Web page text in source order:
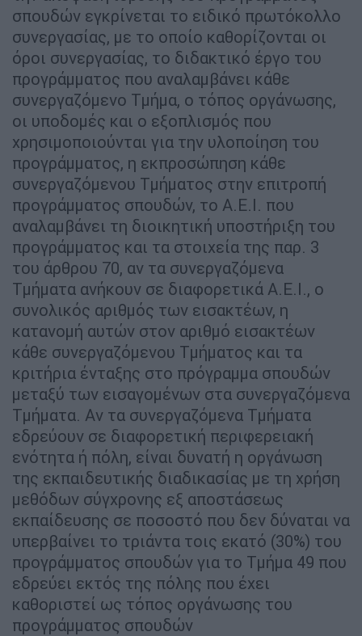
σπουδών εγκρίνεται το ειδικό πρωτόκολλο
συνεργασίας, με το οποίο καθορίζονται οι
όροι συνεργασίας, το διδακτικό έργο του
προγράμματος που αναλαμβάνει κάθε
συνεργαζόμενο Τμήμα, ο τόπος οργάνωσης,
οι υποδομές και ο εξοπλισμός που
χρησιμοποιούνται για την υλοποίηση του
προγράμματος, η εκπροσώπηση κάθε
συνεργαζόμενου Τμήματος στην επιτροπή
προγράμματος σπουδών, το Α.Ε.Ι. που
αναλαμβάνει τη διοικητική υποστήριξη του
προγράμματος και τα στοιχεία της παρ. 3
του άρθρου 70, αν τα συνεργαζόμενα
Τμήματα ανήκουν σε διαφορετικά Α.Ε.Ι., ο
συνολικός αριθμός των εισακτέων, η
κατανομή αυτών στον αριθμό εισακτέων
κάθε συνεργαζόμενου Τμήματος και τα
κριτήρια ένταξης στο πρόγραμμα σπουδών
μεταξύ των εισαγομένων στα συνεργαζόμενα
Τμήματα. Αν τα συνεργαζόμενα Τμήματα
εδρεύουν σε διαφορετική περιφερειακή
ενότητα ή πόλη, είναι δυνατή η οργάνωση
της εκπαιδευτικής διαδικασίας με τη χρήση
μεθόδων σύγχρονης εξ αποστάσεως
εκπαίδευσης σε ποσοστό που δεν δύναται να
υπερβαίνει το τριάντα τοις εκατό (30%) του
προγράμματος σπουδών για το Τμήμα 49 που
εδρεύει εκτός της πόλης που έχει
καθοριστεί ως τόπος οργάνωσης του
προγράμματος σπουδών